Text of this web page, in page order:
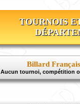
TOURNOIS
Billard
Aucun tournoi, compétition